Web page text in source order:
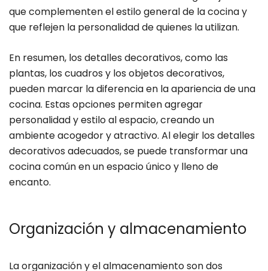
que complementen el estilo general de la cocina y
que reflejen la personalidad de quienes la utilizan.
En resumen, los detalles decorativos, como las
plantas, los cuadros y los objetos decorativos,
pueden marcar la diferencia en la apariencia de una
cocina. Estas opciones permiten agregar
personalidad y estilo al espacio, creando un
ambiente acogedor y atractivo. Al elegir los detalles
decorativos adecuados, se puede transformar una
cocina común en un espacio único y lleno de
encanto.
Organización y almacenamiento
La organización y el almacenamiento son dos